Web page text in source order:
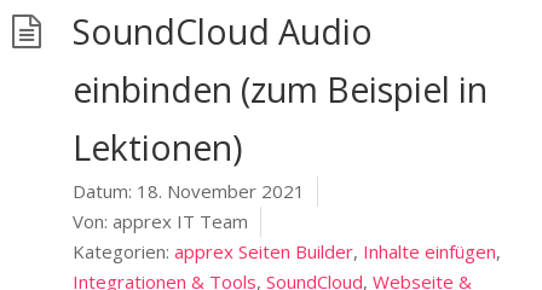
SoundCloud Audio
einbinden (zum Beispiel in
Lektionen)
Datum: 18. November 2021
Von: apprex IT Team
Kategorien: apprex Seiten Builder, Inhalte einfügen,
Integrationen & Tools, SoundCloud, Webseite &